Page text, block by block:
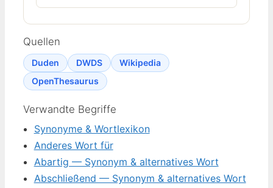
Quellen
Duden DWDS
Wikipedia
OpenThesaurus
Verwandte Begriffe
Synonyme & Wortlexikon
Anderes Wort für
Abartig — Synonym & alternatives Wort
Abschließend — Synonym & alternatives Wort